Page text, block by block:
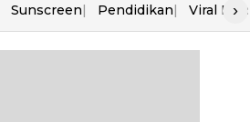
Sunscreen Pendidikan Viral Polisi
›